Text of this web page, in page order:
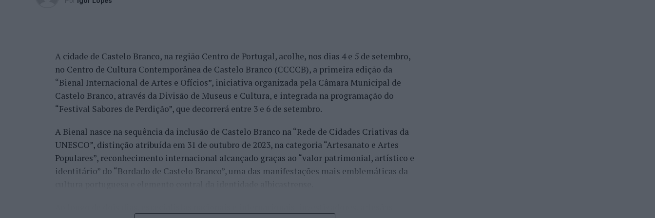
Já Jaime Faria venceu o peruano Gonzalo Bueno e o neerlandês Botic van de Zandschulp,
alcançando também os quartos de final, onde acabou eliminado pelo italiano Luciano
Darderi, num encontro decidido em três sets.
Nuno Borges, principal representante nacional no quadro principal, iniciou a participação
segunda ronda pelo argentino Román Andrés Burruchaga, num encontro disputado em três
sets.
Henrique Rocha e Frederico Ferreira Silva despediram-se na ronda inaugural. Rocha foi
afastado pelo espanhol Pedro Martínez, enquanto Ferreira Silva discutiu a passagem à
A cidade de Castelo Branco, na região Centro de Portugal, acolhe, nos dias 4 e 5 de setembro,
no Centro de Cultura Contemporânea de Castelo Branco (CCCCB), a primeira edição da
“Bienal Internacional de Artes e Ofícios”, iniciativa organizada pela Câmara Municipal de
Castelo Branco, através da Divisão de Museus e Cultura, e integrada na programação do
“Festival Sabores de Perdição”, que decorrerá entre 3 e 6 de setembro.
A Bienal nasce na sequência da inclusão de Castelo Branco na “Rede de Cidades Criativas da
UNESCO”, distinção atribuída em 31 de outubro de 2023, na categoria “Artesanato e Artes
Populares”, reconhecimento internacional alcançado graças ao “valor patrimonial, artístico e
identitário” do “Bordado de Castelo Branco”, uma das manifestações mais emblemáticas da